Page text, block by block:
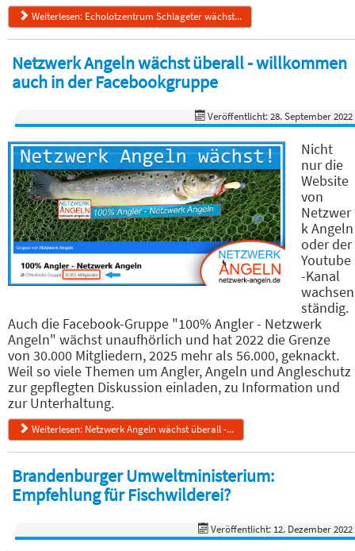
Weiterlesen: Echolotzentrum Schlageter wächst...
Netzwerk Angeln wächst überall - willkommen
auch in der Facebookgruppe
Veröffentlicht: 28. September 2022
Nicht
nur die
Website
von
Netzwer
k Angeln
oder der
Youtube
-Kanal
wachsen
ständig.
Auch die Facebook-Gruppe "100% Angler - Netzwerk
Angeln" wächst unaufhörlich und hat 2022 die Grenze
von 30.000 Mitgliedern, 2025 mehr als 56.000, geknackt.
Weil so viele Themen um Angler, Angeln und Angleschutz
zur gepflegten Diskussion einladen, zu Information und
zur Unterhaltung.
Weiterlesen: Netzwerk Angeln wächst überall -...
Brandenburger Umweltministerium:
Empfehlung für Fischwilderei?
Veröffentlicht: 12. Dezember 2022